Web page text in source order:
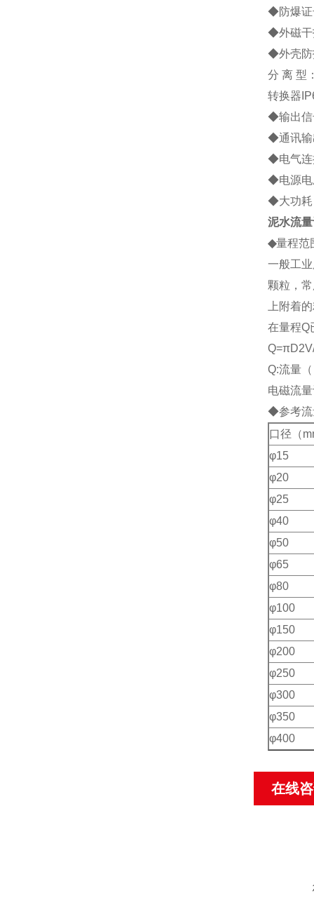
◆防爆证
◆外磁干
◆外壳防
分 离 型
转换器
◆输出信
◆通讯输
◆电气连
◆电源电
◆大功耗
泥水流
◆量程范
一般工
颗粒，
上附着
在量程Q
Q=
Q:流量
电磁流
◆参考流
口径（
φ15
φ20
φ25
φ40
φ50
φ65
φ80
φ100
φ150
φ200
φ250
φ300
φ350
φ400
在线